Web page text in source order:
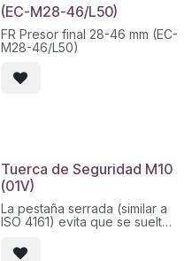
(EC-M28-46/L50)
FR Presor final 28-46 mm (EC-
M28-46/L50)
Tuerca de Seguridad M10
(01V)
La pestaña serrada (similar a
ISO 4161) evita que se suelte